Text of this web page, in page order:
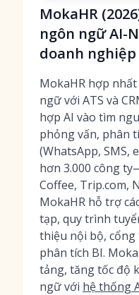
MokaHR
ngôn ngữ AI-
doanh nghiệp
MokaHR hợp
ngữ với ATS và
hợp AI vào tìm
phỏng vấn, phân
(WhatsApp, SMS,
hơn 3.000 công
Coffee, Trip.com,
MokaHR hỗ trợ
tạp, quy trình
thiệu nội bộ,
phân tích BI.
tảng, tăng tốc độ
ngữ với hệ thống